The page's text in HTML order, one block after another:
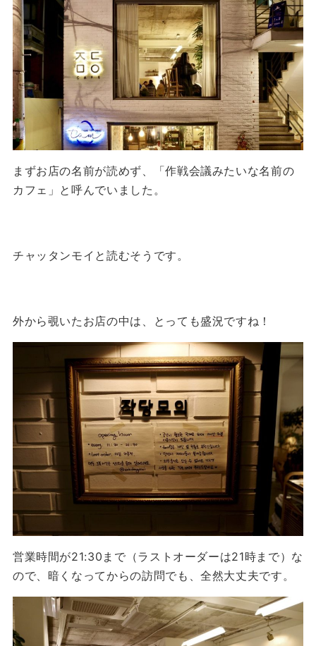
まずお店の名前が読めず、「作戦会議みたいな名前の
カフェ」と呼んでいました。
チャッタンモイと読むそうです。
外から覗いたお店の中は、とっても盛況ですね！
営業時間が21:30まで（ラストオーダーは21時まで）な
ので、暗くなってからの訪問でも、全然大丈夫です。